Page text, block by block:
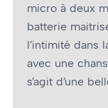
micro à deux
batterie
l’intimité dans
avec une
s’agit d’une